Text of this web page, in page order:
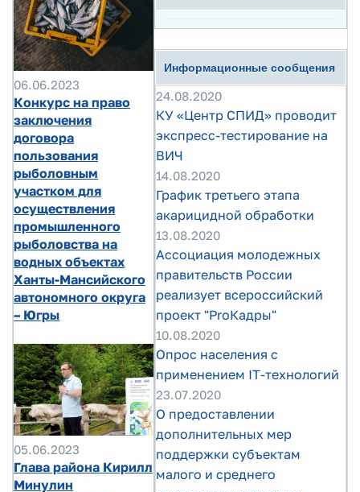
06.06.2023
Конкурс на право
заключения
договора
пользования
рыболовным
участком для
осуществления
промышленного
рыболовства на
водных объектах
Ханты-Мансийского
автономного округа
– Югры
05.06.2023
Глава района Кирилл
Минулин
Информационные сообщения
24.08.2020
КУ «Центр СПИД» проводит
экспресс-тестирование на
ВИЧ
14.08.2020
График третьего этапа
акарицидной обработки
13.08.2020
Ассоциация молодежных
правительств России
реализует всероссийский
проект "ProКадры"
10.08.2020
Опрос населения с
применением IT-технологий
23.07.2020
O предоставлении
дополнительных мер
поддержки субъектам
малого и среднего